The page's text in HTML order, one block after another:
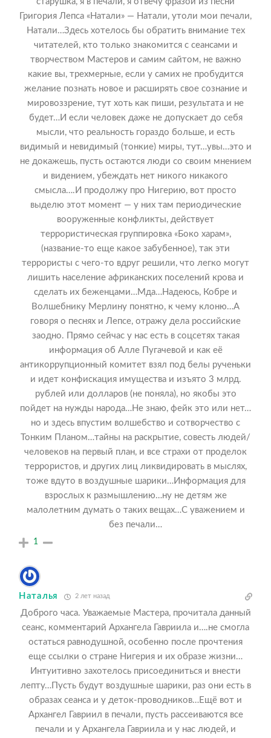
Григория Лепса «Натали» — Натали, утоли мои печали,
Натали…Здесь хотелось бы обратить внимание тех
читателей, кто только знакомится с сеансами и
творчеством Мастеров и самим сайтом, не важно
какие вы, трехмерные, если у самих не пробудится
желание познать новое и расширять свое сознание и
мировоззрение, тут хоть как пиши, результата и не
будет…И если человек даже не допускает до себя
мысли, что реальность гораздо больше, и есть
видимый и невидимый (тонкие) миры, тут…увы…это и
не докажешь, пусть остаются люди со своим мнением
и видением, убеждать нет никого никакого
смысла….И продолжу про Нигерию, вот просто
выделю этот момент — у них там периодические
вооруженные конфликты, действует
террористическая группировка «Боко харам»,
(название-то еще какое забубенное), так эти
террористы с чего-то вдруг решили, что легко могут
лишить население африканских поселений крова и
сделать их беженцами…Мда…Надеюсь, Кобре и
Волшебнику Мерлину понятно, к чему клоню…А
говоря о песнях и Лепсе, отражу дела российские
заодно. Прямо сейчас у нас есть в соцсетях такая
информация об Алле Пугачевой и как её
антикоррупционный комитет взял под белы рученьки
и идет конфискация имущества и изъято 3 млрд.
рублей или долларов (не поняла), но якобы это
пойдет на нужды народа…Не знаю, фейк это или нет…
но и здесь впустим волшебство и сотворчество с
Тонким Планом…тайны на раскрытие, совесть людей/
человеков на первый план, и все страхи от проделок
террористов, и других лиц ликвидировать в мыслях,
тоже вдуто в воздушные шарики…Информация для
взрослых к размышлению…ну не детям же
малолетним думать о таких вещах…С уважением и
без печали…
1
Наталья 2 лет назад
Доброго часа. Уважаемые Мастера, прочитала данный
сеанс, комментарий Архангела Гавриила и….не смогла
остаться равнодушной, особенно после прочтения
еще ссылки о стране Нигерия и их образе жизни…
Интуитивно захотелось присоединиться и внести
лепту…Пусть будут воздушные шарики, раз они есть в
образах сеанса и у деток-проводников…Ещё вот и
Архангел Гавриил в печали, пусть рассеиваются все
печали и у Архангела Гавриила и у нас людей, и